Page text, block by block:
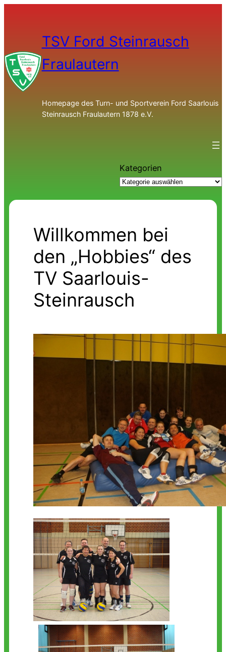
TSV Ford Steinrausch
Fraulautern
Homepage des Turn- und Sportverein Ford Saarlouis
Steinrausch Fraulautern 1878 e.V.
Kategorien
Willkommen bei
den „Hobbies“ des
TV Saarlouis-
Steinrausch